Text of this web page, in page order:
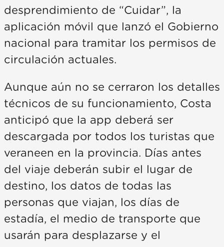
desprendimiento de “Cuidar”, la
aplicación móvil que lanzó el Gobierno
nacional para tramitar los permisos de
circulación actuales.
Aunque aún no se cerraron los detalles
técnicos de su funcionamiento, Costa
anticipó que la app deberá ser
descargada por todos los turistas que
veraneen en la provincia. Días antes
del viaje deberán subir el lugar de
destino, los datos de todas las
personas que viajan, los días de
estadía, el medio de transporte que
usarán para desplazarse y el